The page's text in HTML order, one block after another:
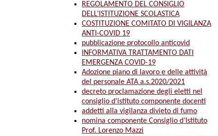
REGOLAMENTO DEL CONSIGLIO
DELL’ISTITUZIONE SCOLASTICA
COSTITUZIONE COMITATO DI VIGILANZA
ANTI-COVID 19
pubblicazione protocollo anticovid
INFORMATIVA TRATTAMENTO DATI
EMERGENZA COVID-19
Adozione piano di lavoro e delle attività
del personale ATA a.s.2020/2021
decreto proclamazione degli eletti nel
consiglio d’istituto componente docenti
addetti alla vigilanza divieto di fumo
nomina componente Consiglio d’Istituto
Prof. Lorenzo Mazzi